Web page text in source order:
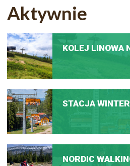
Aktywnie
KOLEJ LINOWA
STACJA
NORDIC